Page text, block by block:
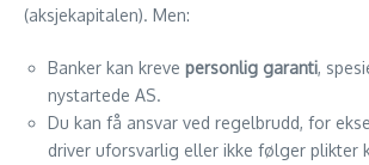
(aksjekapitalen). Men:
Banker kan kreve personlig garanti,
nystartede AS.
Du kan få ansvar ved regelbrudd, for
driver uforsvarlig eller ikke følger plikter